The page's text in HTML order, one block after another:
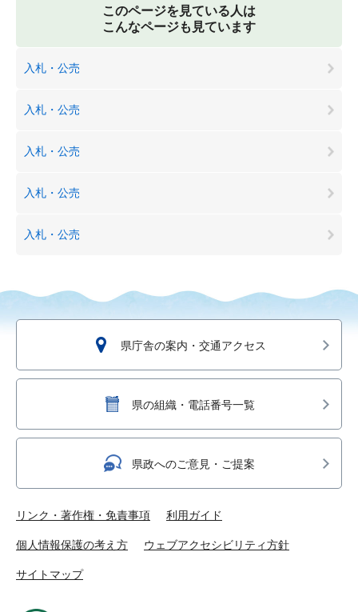
このページを見ている人は
こんなページも見ています
入札・公売
入札・公売
入札・公売
入札・公売
入札・公売
県庁舎の案内・交通アクセス
県の組織・電話番号一覧
県政へのご意見・ご提案
リンク・著作権・免責事項 利用ガイド
個人情報保護の考え方 ウェブアクセシビリティ方針
サイトマップ